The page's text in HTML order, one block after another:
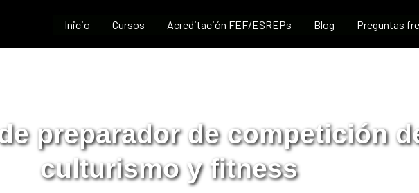
Inicio Cursos Acreditación FEF/ESREPs Blog Preguntas
preparador de competición
culturismo y fitness